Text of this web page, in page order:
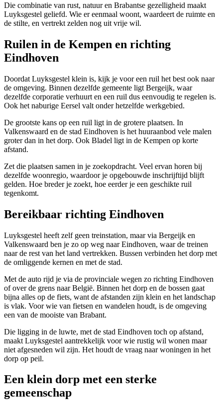
Die combinatie van rust, natuur en Brabantse gezelligheid maakt
Luyksgestel geliefd. Wie er eenmaal woont, waardeert de ruimte en
de stilte, en vertrekt zelden nog uit vrije wil.
Ruilen in de Kempen en richting
Eindhoven
Doordat Luyksgestel klein is, kijk je voor een ruil het best ook naar
de omgeving. Binnen dezelfde gemeente ligt Bergeijk, waar
dezelfde corporatie verhuurt en een ruil dus eenvoudig te regelen is.
Ook het naburige Eersel valt onder hetzelfde werkgebied.
De grootste kans op een ruil ligt in de grotere plaatsen. In
Valkenswaard en de stad Eindhoven is het huuraanbod vele malen
groter dan in het dorp. Ook Bladel ligt in de Kempen op korte
afstand.
Zet die plaatsen samen in je zoekopdracht. Veel ervan horen bij
dezelfde woonregio, waardoor je opgebouwde inschrijftijd blijft
gelden. Hoe breder je zoekt, hoe eerder je een geschikte ruil
tegenkomt.
Bereikbaar richting Eindhoven
Luyksgestel heeft zelf geen treinstation, maar via Bergeijk en
Valkenswaard ben je zo op weg naar Eindhoven, waar de treinen
naar de rest van het land vertrekken. Bussen verbinden het dorp met
de omliggende kernen en met de stad.
Met de auto rijd je via de provinciale wegen zo richting Eindhoven
of over de grens naar België. Binnen het dorp en de bossen gaat
bijna alles op de fiets, want de afstanden zijn klein en het landschap
is vlak. Voor wie van fietsen en wandelen houdt, is de omgeving
een van de mooiste van Brabant.
Die ligging in de luwte, met de stad Eindhoven toch op afstand,
maakt Luyksgestel aantrekkelijk voor wie rustig wil wonen maar
niet afgesneden wil zijn. Het houdt de vraag naar woningen in het
dorp op peil.
Een klein dorp met een sterke
gemeenschap